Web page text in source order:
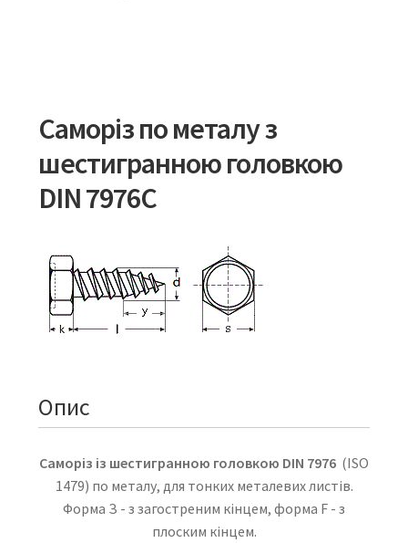
Саморіз по металу з
шестигранною головкою
DIN 7976C
Опис
Саморіз із шестигранною головкою DIN 7976 (ISO
1479) по металу, для тонких металевих листів.
Форма З - з загостреним кінцем, форма F - з
плоским кінцем.